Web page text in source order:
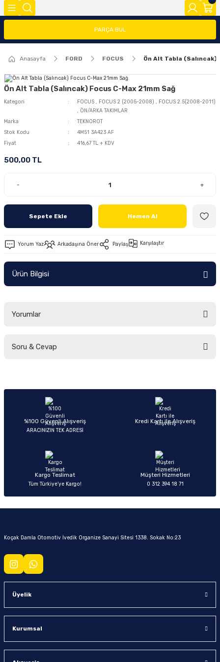
FOCUS
FAR/STOP/AYNA GRUBU
FOCUS 1
FOCUS 2 (2005-2008)
FİESTA
FİESTA 08>
FİESTA 13 >
FİESTA 2002-2008
COURİER
COURİER 2014-2018
COURİER 2018-2023
COURİER 2023>
CONNECT
CONNECT 2002-2008
CONNECT 2008-2013
CONNECT 2014 >
TRANSİT
TRANSİT 2014-2018
TRANSİT 2018-2023
MODEL Y
2020>
(FMY)
PARÇA BUL
Anasayfa FORD FOCUS Ön Alt Tabla (Salıncak)
Ön Alt Tabla (Salıncak) Focus C-Max 21mm Sağ
Kategori FOCUS , FOCUS 2 (2005-2008) , FOCUS 2.5(2008-2011)
, ÖN/ARKA TAKIMLAR
Marka
TEKNOROT
Stok Kodu
4M51 3A423 AF
Fiyat
416,67 TL + KDV
500,00 TL
- +
Sepete Ekle Hemen Al
Yorum Yaz Arkadaşına Öner Paylaş Karşılaştır
Ürün Bilgisi
Yorumlar
Soru & Cevap
Ürün hakkında henüz soru sorulmamış.
%100 Güvenli Alışveriş
ARACINIZIN TEK ADRESİ
Kredi Kartı ile Alışveriş
Kargo Teslimat
Tüm Türkiye’ye Kargo!
Müşteri Hizmetleri
0 312 394 18 71
Koçak Damla Otomotiv İvedik Organize Sanayi Sitesi 1338. Sokak No:23
Üyelik
Kurumsal